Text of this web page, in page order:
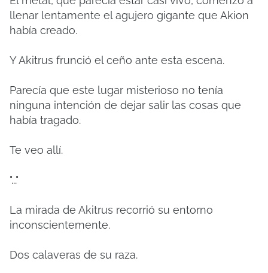
llenar lentamente el agujero gigante que Akion
había creado.
Y Akitrus frunció el ceño ante esta escena.
Parecía que este lugar misterioso no tenía
ninguna intención de dejar salir las cosas que
había tragado.
Te veo allí.
"..."
La mirada de Akitrus recorrió su entorno
inconscientemente.
Dos calaveras de su raza.